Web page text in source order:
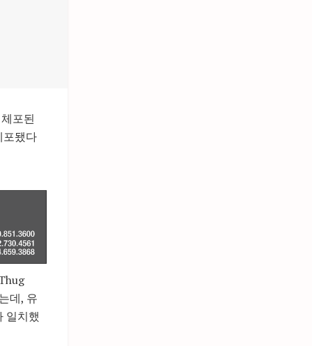
포된
포됐다
데, 유
일치했